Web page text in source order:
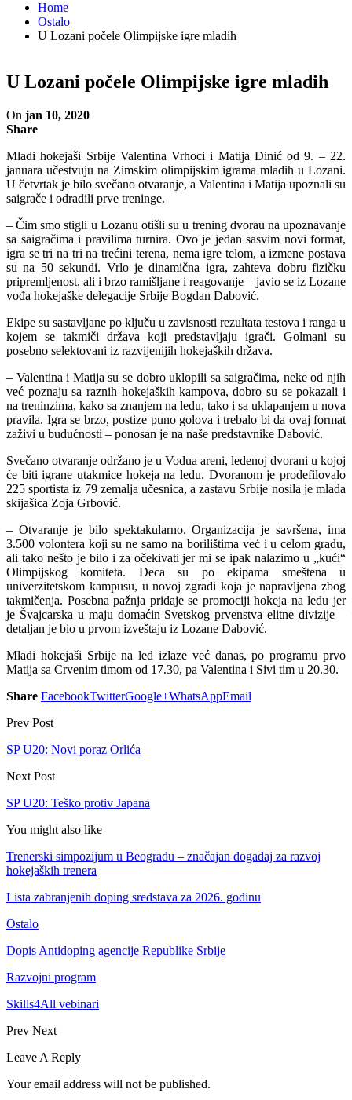
Home
Ostalo
U Lozani počele Olimpijske igre mladih
U Lozani počele Olimpijske igre mladih
On jan 10, 2020
Share
Mladi hokejaši Srbije Valentina Vrhoci i Matija Dinić od 9. – 22.
januara učestvuju na Zimskim olimpijskim igrama mladih u Lozani.
U četvrtak je bilo svečano otvaranje, a Valentina i Matija upoznali su
saigrače i odradili prve treninge.
– Čim smo stigli u Lozanu otišli su u trening dvorau na upoznavanje
sa saigračima i pravilima turnira. Ovo je jedan sasvim novi format,
igra se tri na tri na trećini terena, nema igre telom, a izmene postava
su na 50 sekundi. Vrlo je dinamična igra, zahteva dobru fizičku
pripremljenost, ali i brzo ramišljane i reagovanje – javio se iz Lozane
vođa hokejaške delegacije Srbije Bogdan Dabović.
Ekipe su sastavljane po ključu u zavisnosti rezultata testova i ranga u
kojem se takmiči država koji predstavljaju igrači. Golmani su
posebno selektovani iz razvijenijih hokejaških država.
– Valentina i Matija su se dobro uklopili sa saigračima, neke od njih
već poznaju sa raznih hokejaških kampova, dobro su se pokazali i
na treninzima, kako sa znanjem na ledu, tako i sa uklapanjem u nova
pravila. Igra se brzo, postize puno golova i trebalo bi da ovaj format
zaživi u budućnosti – ponosan je na naše predstavnike Dabović.
Svečano otvaranje održano je u Vodua areni, ledenoj dvorani u kojoj
će biti igrane utakmice hokeja na ledu. Dvoranom je prodefilovalo
225 sportista iz 79 zemalja učesnica, a zastavu Srbije nosila je mlada
skijašica Zoja Grbović.
– Otvaranje je bilo spektakularno. Organizacija je savršena, ima
3.500 volontera koji su ne samo na borilištima već i u celom gradu,
ali tako nešto je bilo i za očekivati jer mi se ipak nalazimo u „kući“
Olimpijskog komiteta. Deca su po ekipama smeštena u
univerzitetskom kampusu, u novoj zgradi koja je napravljena zbog
takmičenja. Posebna pažnja pridaje se promociji hokeja na ledu jer
je Švajcarska u maju domaćin Svetskog prvenstva elitne divizije –
detaljan je bio u prvom izveštaju iz Lozane Dabović.
Mladi hokejaši Srbije na led izlaze već danas, po programu prvo
Matija sa Crvenim timom od 17.30, pa Valentina i Sivi tim u 20.30.
Share FacebookTwitterGoogle+WhatsAppEmail
Prev Post
SP U20: Novi poraz Orlića
Next Post
SP U20: Teško protiv Japana
You might also like
Trenerski simpozijum u Beogradu – značajan događaj za razvoj
hokejaških trenera
Lista zabranjenih doping sredstava za 2026. godinu
Ostalo
Dopis Antidoping agencije Republike Srbije
Razvojni program
Skills4All vebinari
Prev Next
Leave A Reply
Your email address will not be published.